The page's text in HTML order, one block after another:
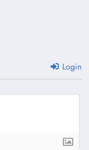
Login